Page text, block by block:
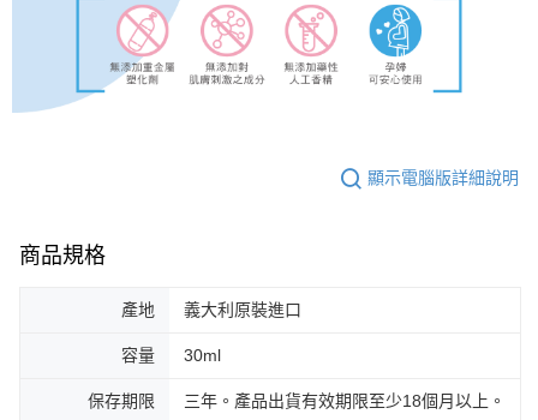
顯示電腦版詳細說明
商品規格
產地 義大利原裝進口
容量 30ml
保存期限 三年。產品出貨有效期限至少18個月以上。